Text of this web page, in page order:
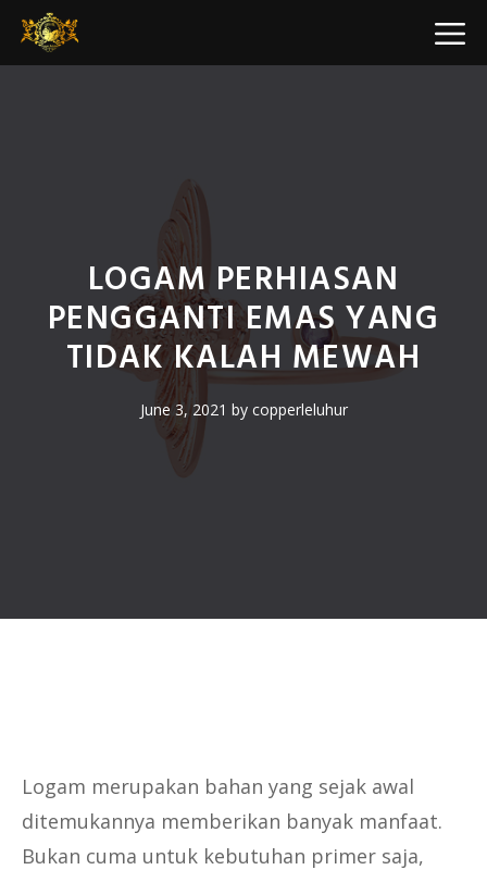
Skip
LOGAM PERHIASAN
PENGGANTI EMAS YANG
TIDAK KALAH MEWAH
June 3, 2021 by copperleluhur
Logam merupakan bahan yang sejak awal
ditemukannya memberikan banyak manfaat.
Bukan cuma untuk kebutuhan primer saja,